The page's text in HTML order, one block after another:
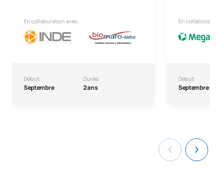
En collaboration avec:
Début:
Septembre
Durée:
2 ans
En collaboration
Début:
Septembre